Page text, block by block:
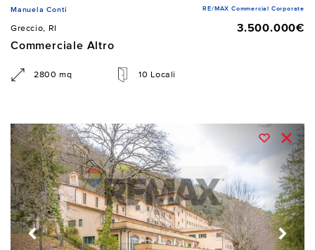
Manuela Conti RE/MAX Commercial Corporate
Greccio, RI
3.500.000€
Commerciale Altro
2800 mq 10 Locali